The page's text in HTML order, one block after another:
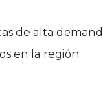
de alta
en la región.